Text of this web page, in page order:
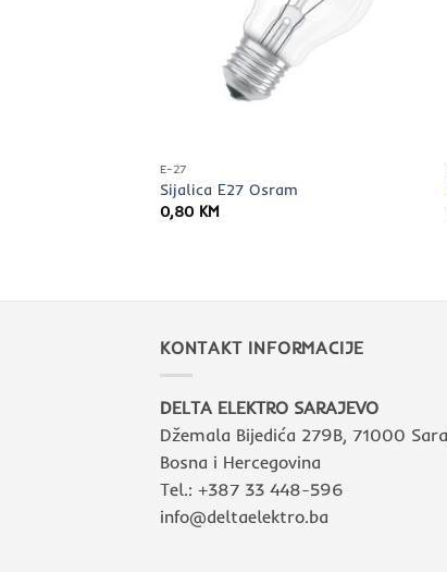
E-27
Sijalica E27 Osram
0,80 KM
KONTAKT INFORMACIJE
DELTA ELEKTRO SARAJEVO
Džemala Bijedića 279B, 71000
Bosna i Hercegovina
Tel.: +387 33 448-596
info@deltaelektro.ba